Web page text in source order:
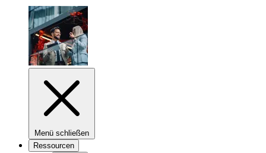
Menü schließen
Ressourcen